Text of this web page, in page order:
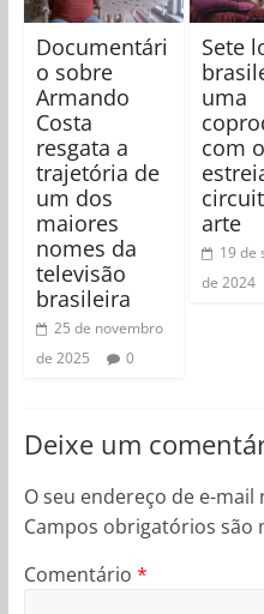
Documentári
o sobre
Armando
Costa
resgata a
trajetória de
um dos
maiores
nomes da
televisão
brasileira
25 de novembro
de 2025
0
Sete
uma
com
arte
19 de
de 2024
Deixe um
O seu endereço de e-
Campos obrigatórios são
Comentário *